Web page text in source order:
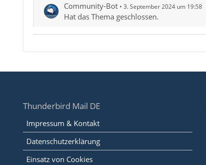
Community-Bot 3. September 2024 um 19:58
Hat das Thema geschlossen.
Thunderbird Mail DE
Impressum & Kontakt
Datenschutzerklärung
Einsatz von Cookies